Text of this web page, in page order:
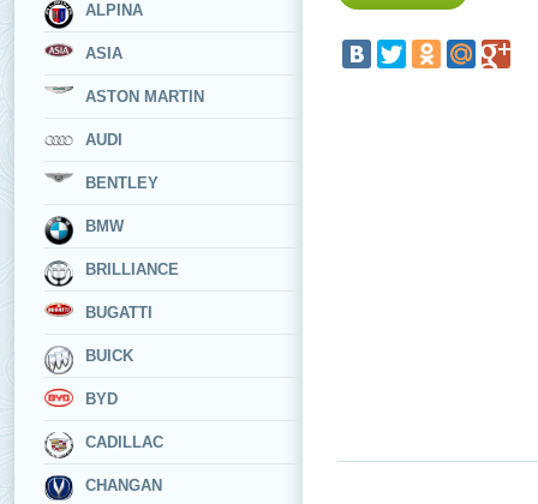
ALPINA
ASIA
ASTON MARTIN
AUDI
BENTLEY
BMW
BRILLIANCE
BUGATTI
BUICK
BYD
CADILLAC
CHANGAN